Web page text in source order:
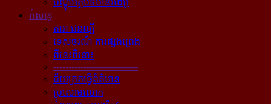
បណ្ដុំអត្ថបទមានវីដេអូ
កំសាន្ដ
តារា ជនល្បី
ទេសចរណ៍ ការផ្សងព្រេង
ពីនេះពីនោះ
----------------------------
ជ័យគ្រតធ្វើព័ត៌មាន
ប្រលោមលោក